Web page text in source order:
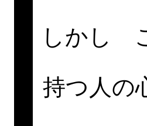
しかし
持つ人の